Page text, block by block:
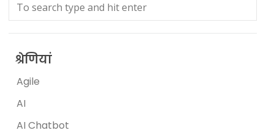
श्रेणियां
Agile
AI
AI Chatbot